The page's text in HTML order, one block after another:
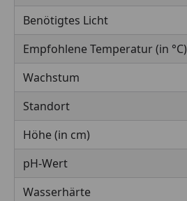
Benötigtes Licht
Empfohlene Temperatur (in °C)
Wachstum
Standort
Höhe (in cm)
pH-Wert
Wasserhärte